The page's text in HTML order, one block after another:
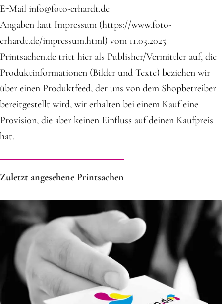
E-Mail info@foto-erhardt.de
Angaben laut Impressum (https://www.foto-
erhardt.de/impressum.html) vom 11.03.2025
Printsachen.de tritt hier als Publisher/Vermittler auf, die
Produktinformationen (Bilder und Texte) beziehen wir
über einen Produktfeed, der uns von dem Shopbetreiber
bereitgestellt wird, wir erhalten bei einem Kauf eine
Provision, die aber keinen Einfluss auf deinen Kaufpreis
hat.
Zuletzt angesehene Printsachen